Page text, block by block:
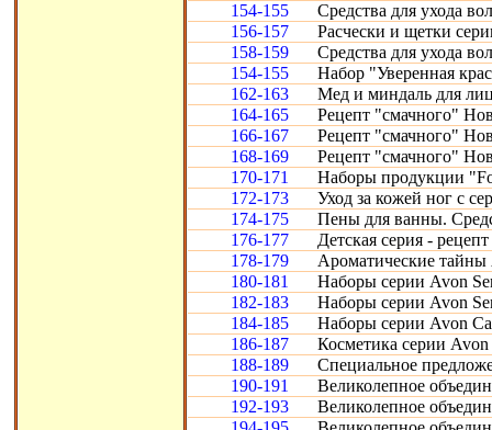
154-155
Средства для ухода
156-157
Расчески и щетки
158-159
Средства для ухода
154-155
Набор "Уверенная
162-163
Мед и миндаль для
164-165
Рецепт "смачного"
166-167
Рецепт "смачного"
168-169
Рецепт "смачного"
170-171
Наборы продукции
172-173
Уход за кожей ног с
174-175
Пены для ванны.
176-177
Детская серия -
178-179
Ароматические тайны
180-181
Наборы серии Avon
182-183
Наборы серии Avon
184-185
Наборы серии Avon
186-187
Косметика серии Avon
188-189
Специальное
190-191
Великолепное
192-193
Великолепное